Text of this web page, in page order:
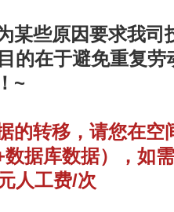
某些原因要求我司
的在于避免重复
~
的转移，请您在空
据库数据），如
人工费/次